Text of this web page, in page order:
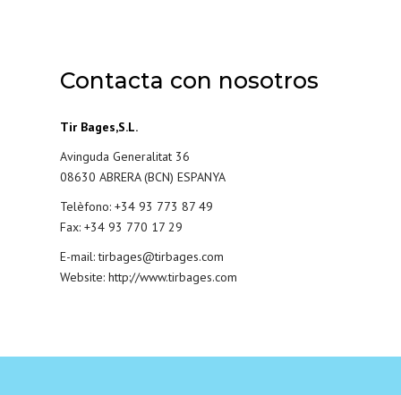
Contacta con nosotros
Tir Bages,S.L.
Avinguda Generalitat 36
08630 ABRERA (BCN) ESPANYA
Telèfono: +34 93 773 87 49
Fax: +34 93 770 17 29
E-mail:tirbages@tirbages.com
Website: http://www.tirbages.com